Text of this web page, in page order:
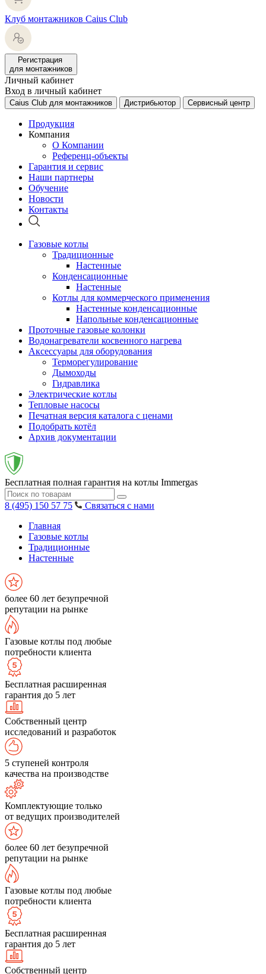
Клуб монтажников Caius Club
Регистрация
для монтажников
Личный кабинет
Вход в личный кабинет
Caius Club для монтажников Дистрибьютор Сервисный центр
Продукция
Компания
О Компании
Референц-объекты
Гарантия и сервис
Наши партнеры
Обучение
Новости
Контакты
Газовые котлы
Традиционные
Настенные
Конденсационные
Настенные
Котлы для коммерческого применения
Настенные конденсационные
Напольные конденсационные
Проточные газовые колонки
Водонагреватели косвенного нагрева
Аксессуары для оборудования
Терморегулирование
Дымоходы
Гидравлика
Электрические котлы
Тепловые насосы
Печатная версия каталога с ценами
Подобрать котёл
Архив документации
Бесплатная полная гарантия на котлы Immergas
8 (495) 150 57 75
Связаться с нами
Главная
Газовые котлы
Традиционные
Настенные
более 60 лет безупречной
репутации на рынке
Газовые котлы под любые
потребности клиента
Бесплатная расширенная
гарантия до 5 лет
Собственный центр
исследований и разработок
5 ступеней контроля
качества на производстве
Комплектующие только
от ведущих производителей
более 60 лет безупречной
репутации на рынке
Газовые котлы под любые
потребности клиента
Бесплатная расширенная
гарантия до 5 лет
Собственный центр